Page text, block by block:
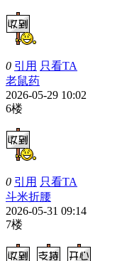
0 引用 只看TA
老鼠药
2026-05-29 10:02
6楼
0 引用 只看TA
斗米折腰
2026-05-31 09:14
7楼